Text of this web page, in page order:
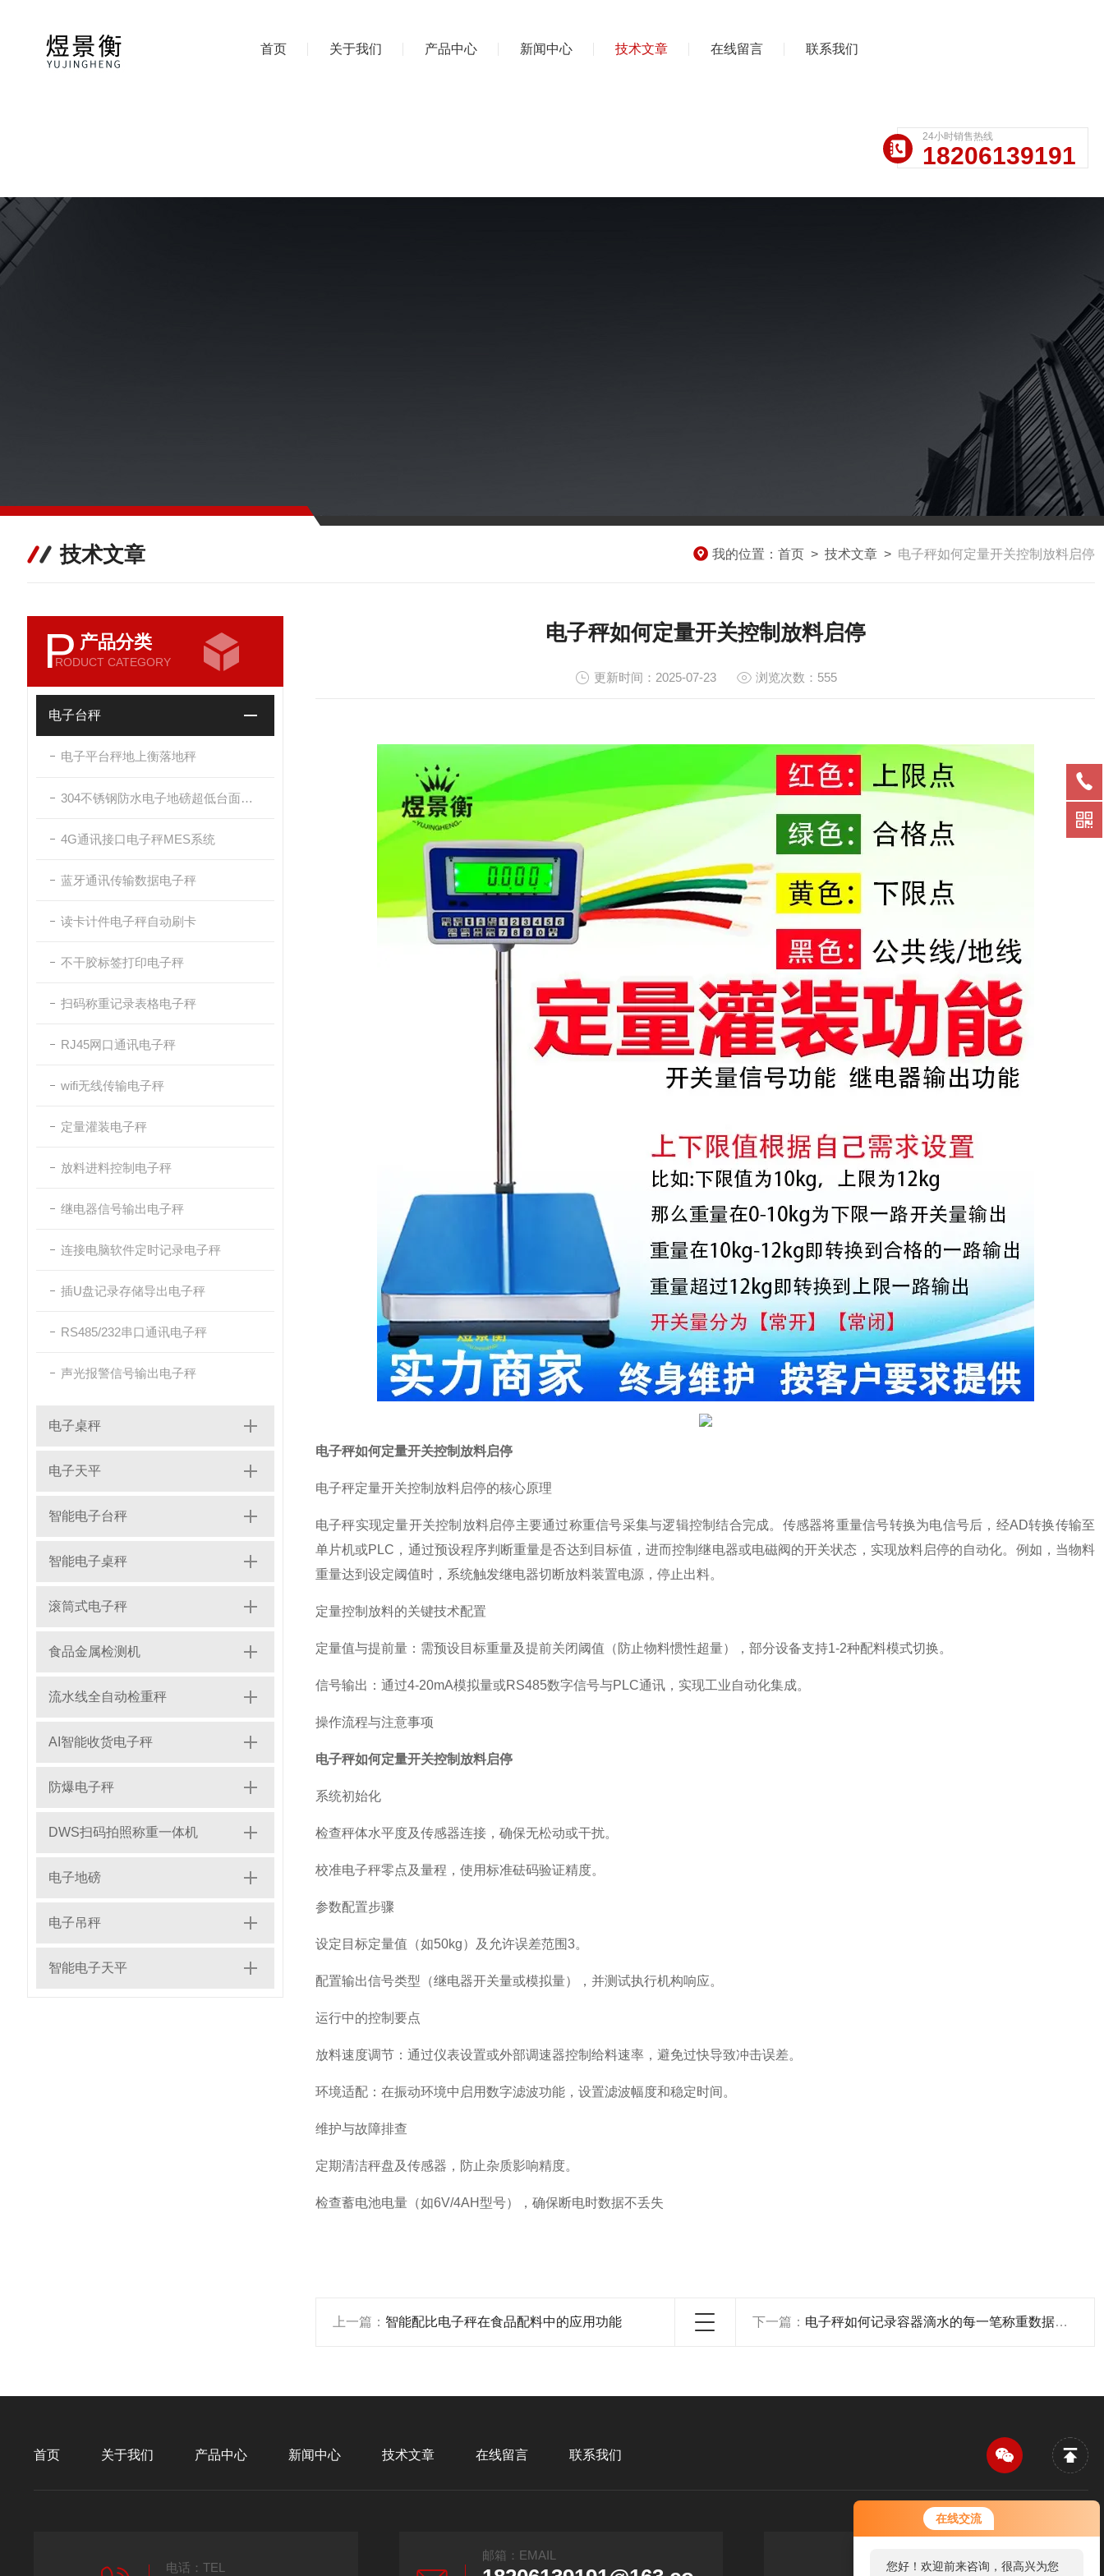
在线交流
您好！欢迎前来咨询，很高兴为您
首页 关于我们 产品中心 新闻中心 技术文章 在线留言 联系我们
24小时销售热线
18206139191
技术文章 我的位置： 首页 > 技术文章 > 电子秤如何定量开关控制放料启停
P 产品分类
RODUCT CATEGORY
电子台秤
电子平台秤地上衡落地秤
304不锈钢防水电子地磅超低台面带斜坡
4G通讯接口电子秤MES系统
蓝牙通讯传输数据电子秤
读卡计件电子秤自动刷卡
不干胶标签打印电子秤
扫码称重记录表格电子秤
RJ45网口通讯电子秤
wifi无线传输电子秤
定量灌装电子秤
放料进料控制电子秤
继电器信号输出电子秤
连接电脑软件定时记录电子秤
插U盘记录存储导出电子秤
RS485/232串口通讯电子秤
声光报警信号输出电子秤
电子桌秤
电子天平
智能电子台秤
智能电子桌秤
滚筒式电子秤
食品金属检测机
流水线全自动检重秤
AI智能收货电子秤
防爆电子秤
DWS扫码拍照称重一体机
电子地磅
电子吊秤
智能电子天平
电子秤如何定量开关控制放料启停
更新时间：2025-07-23 浏览次数：555
电子秤如何定量开关控制放料启停
电子秤定量开关控制放料启停的核心原理
电子秤实现定量开关控制放料启停主要通过称重信号采集与逻辑控制结合完成。传感器将重量信号转换为电信号后，经AD转换传输至
单片机或PLC，通过预设程序判断重量是否达到目标值，进而控制继电器或电磁阀的开关状态，实现放料启停的自动化。例如，当物料
重量达到设定阈值时，系统触发继电器切断放料装置电源，停止出料。
定量控制放料的关键技术配置
定量值与提前量：需预设目标重量及提前关闭阈值（防止物料惯性超量），部分设备支持1-2种配料模式切换。
信号输出：通过4-20mA模拟量或RS485数字信号与PLC通讯，实现工业自动化集成。
操作流程与注意事项
电子秤如何定量开关控制放料启停
系统初始化
检查秤体水平度及传感器连接，确保无松动或干扰。
校准电子秤零点及量程，使用标准砝码验证精度。
参数配置步骤
设定目标定量值（如50kg）及允许误差范围3。
配置输出信号类型（继电器开关量或模拟量），并测试执行机构响应。
运行中的控制要点
放料速度调节：通过仪表设置或外部调速器控制给料速率，避免过快导致冲击误差。
环境适配：在振动环境中启用数字滤波功能，设置滤波幅度和稳定时间。
维护与故障排查
定期清洁秤盘及传感器，防止杂质影响精度。
检查蓄电池电量（如6V/4AH型号），确保断电时数据不丢失
上一篇： 智能配比电子秤在食品配料中的应用功能 下一篇： 电子秤如何记录容器滴水的每一笔称重数据变化
首页 关于我们 产品中心 新闻中心 技术文章 在线留言 联系我们
电话：TEL
邮箱：EMAIL
传真：FAX